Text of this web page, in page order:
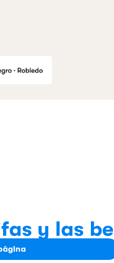
y las